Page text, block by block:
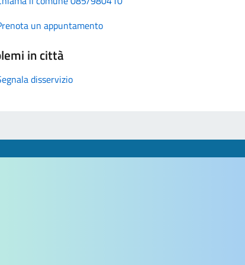
un appuntamento
in città
disservizio